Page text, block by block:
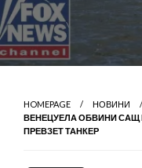
HOMEPAGE
НОВИНИ
ВЕНЕЦУЕЛА ОБВИНИ САЩ
ПРЕВЗЕТ ТАНКЕР